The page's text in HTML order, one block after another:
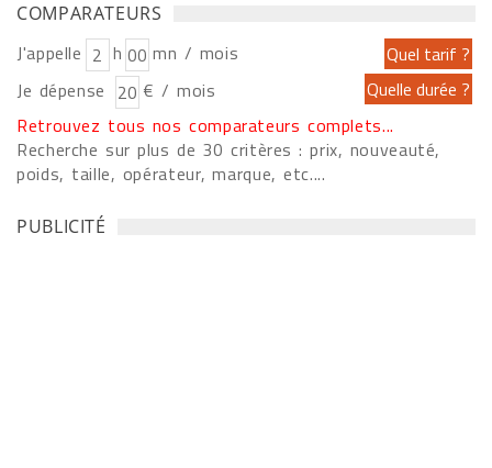
COMPARATEURS
J'appelle h
mn / mois
Je dépense
€ / mois
Retrouvez tous nos comparateurs complets...
Recherche sur plus de 30 critères : prix, nouveauté,
poids, taille, opérateur, marque, etc....
PUBLICITÉ